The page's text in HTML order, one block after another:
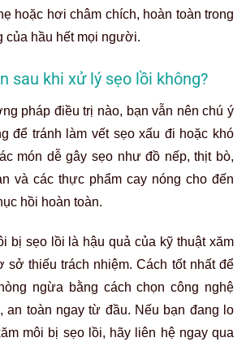
hoặc hơi châm chích, hoàn toàn trong
của hầu hết mọi người.
sau khi xử lý sẹo lồi không?
pháp điều trị nào, bạn vẫn nên chú ý
để tránh làm vết sẹo xấu đi hoặc khó
món dễ gây sẹo như đồ nếp, thịt bò,
và các thực phẩm cay nóng cho đến
hồi hoàn toàn.
bị sẹo lồi là hậu quả của kỹ thuật xăm
sở thiếu trách nhiệm. Cách tốt nhất để
ngừa bằng cách chọn công nghệ
an toàn ngay từ đầu. Nếu bạn đang lo
môi bị sẹo lồi, hãy liên hệ ngay qua